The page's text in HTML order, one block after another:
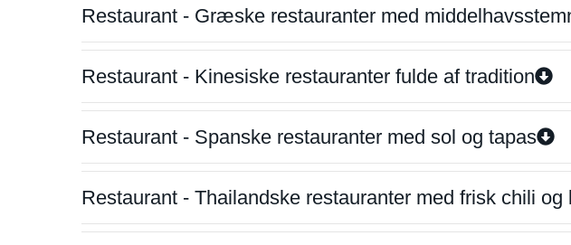
Restaurant - Græske restauranter med
Restaurant - Kinesiske restauranter fulde af tradition
Restaurant - Spanske restauranter med sol og tapas
Restaurant - Thailandske restauranter med frisk chili og